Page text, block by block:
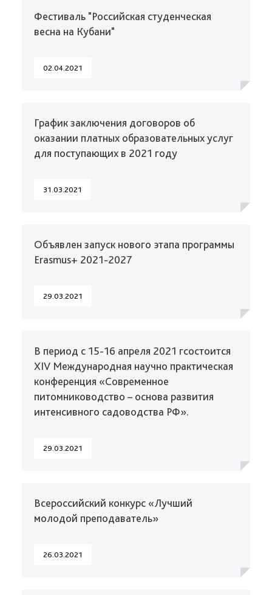
Фестиваль "Российская студенческая
весна на Кубани"
02.04.2021
График заключения договоров об
оказании платных образовательных услуг
для поступающих в 2021 году
31.03.2021
Объявлен запуск нового этапа программы
Erasmus+ 2021-2027
29.03.2021
В период с 15-16 апреля 2021 гсостоится
XIV Международная научно практическая
конференция «Современное
питомниководство – основа развития
интенсивного садоводства РФ».
29.03.2021
Всероссийский конкурс «Лучший
молодой преподаватель»
26.03.2021